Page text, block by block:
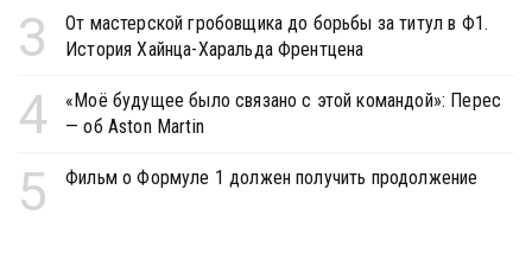
3
От мастерской гробовщика до борьбы за титул в Ф1.
История Хайнца-Харальда Френтцена
4
«Моё будущее было связано с этой командой»: Перес
— об Aston Martin
5 Фильм о Формуле 1 должен получить продолжение